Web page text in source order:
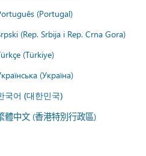
(Portugal)
(Rep. Srbija i Rep. Crna Gora)
(Türkiye)
(Україна)
국어 (대한민국)
體中文 (香港特別行政區)